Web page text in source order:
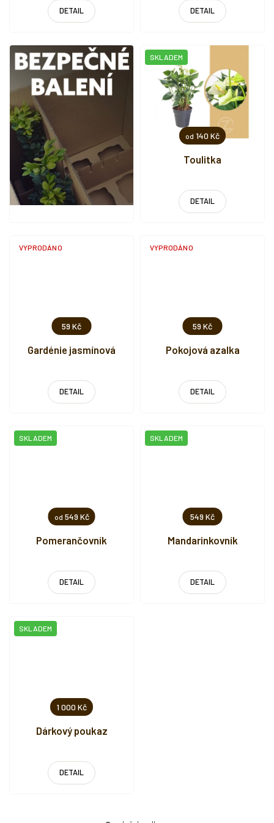
DETAIL DETAIL
od 140 Kč
Toulitka
SKLADEM
DETAIL
59 Kč
Gardénie jasmínová
VYPRODÁNO
DETAIL
59 Kč
Pokojová azalka
VYPRODÁNO
DETAIL
od 549 Kč
Pomerančovník
SKLADEM
DETAIL
549 Kč
Mandarinkovník
SKLADEM
DETAIL
1 000 Kč
Dárkový poukaz
SKLADEM
DETAIL